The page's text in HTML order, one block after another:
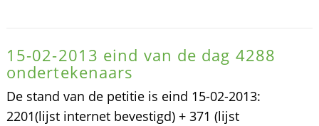
15-02-2013 eind van de dag 4288
ondertekenaars
De stand van de petitie is eind 15-02-2013:
2201(lijst internet bevestigd) + 371 (lijst